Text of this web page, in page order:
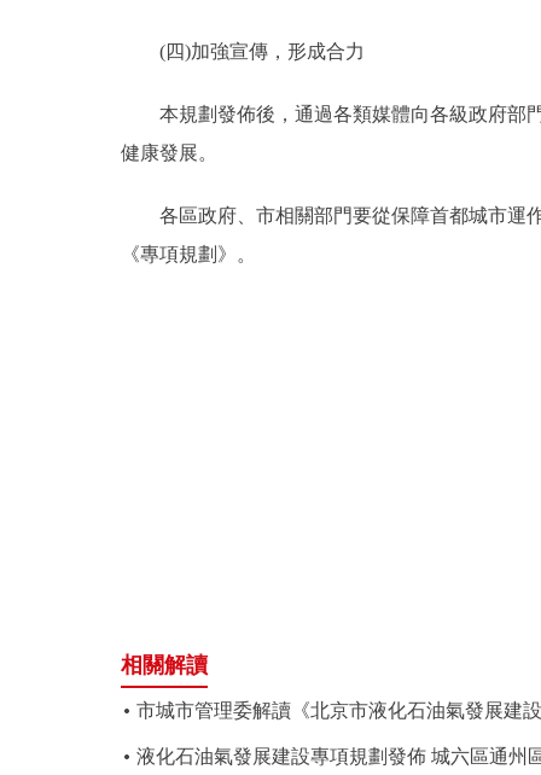
(四)加強宣傳，形成合力
本規劃發佈後，通過各類媒體向各級政府部門
健康發展。
各區政府、市相關部門要從保障首都城市運作
《專項規劃》。
相關解讀
市城市管理委解讀《北京市液化石油氣發展建
液化石油氣發展建設專項規劃發佈 城六區通州